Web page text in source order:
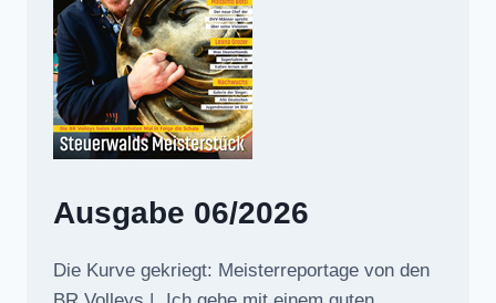
Ausgabe 06/2026
Die Kurve gekriegt: Meisterreportage von den